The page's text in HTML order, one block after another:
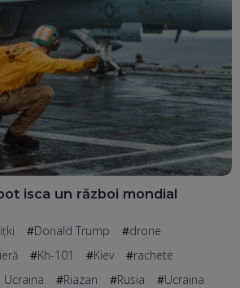
isca un război mondial
Donald Trump
drone
Kh-101 Kiev
rachete
Ucraina Riazan Rusia
Ucraina